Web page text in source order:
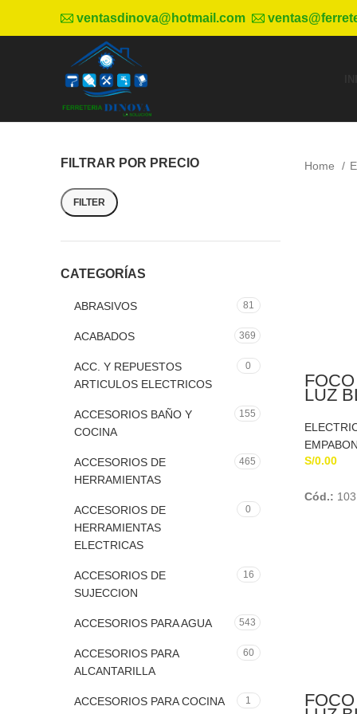
ventasdinova@hotmail.com
FILTRAR POR PRECIO
FILTER
CATEGORÍAS
ABRASIVOS 81
ACABADOS 369
ACC. Y REPUESTOS
ARTICULOS ELECTRICOS
0
ACCESORIOS BAÑO Y
COCINA
155
ACCESORIOS DE
HERRAMIENTAS
465
ACCESORIOS DE
HERRAMIENTAS
ELECTRICAS
0
ACCESORIOS DE
SUJECCION
16
ACCESORIOS PARA AGUA 543
ACCESORIOS PARA
ALCANTARILLA
60
ACCESORIOS PARA COCINA 1
Home
LUZ
S/0.00
Cód.: